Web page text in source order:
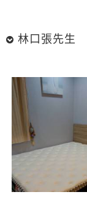
林口張先生